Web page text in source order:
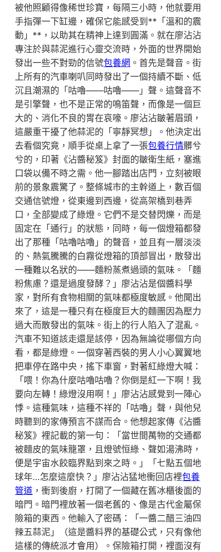
被他照顧得像稀世珍寶，每隔三小時，他就要用
手指彈一下缸邊，確保它能感受到**「溫和的震
動」**，以助其在精神上達到圓滿。就在廖沾沾
專注於與蒜泥進行心靈交流時，外面的世界開始
發出一些不對勁的信號包養網 。首先是聲音。街
上所有的汽車喇叭同時發出了一個持續不斷、低
沉且潮濕的「咕嚕——咕嚕——」聲。這聲音不
是引擎聲，也不是正常的鳴笛聲，而像是一個巨
大的、消化不良的胃在哀嚎。廖沾沾皺著眉頭，
這嚴重干擾了他蒜泥的「寧靜冥想」。他決定出
去看個究竟，順手從桌上拿了一張包養行情髒兮
兮的，印著《沾醬秘笈》封面的皺衛生紙，塞進
口袋以備不時之需。他一腳踏出店門，立刻被眼
前的景象震驚了。整條城市的主幹道上，數百個
交通信號燈，從東邊到西邊，從高架橋到巷弄
口，全部變成了綠燈。它們不是交替閃爍，而是
固定在「通行」的狀態，同時，每一個燈箱都發
出了那種「咕嚕咕嚕」的聲音，並且有一層淡淡
的、熱氣騰騰的白霧從燈箱的頂部冒出，散發出
一種難以名狀的——麵粉蒸煮過頭的氣味。「麵
粉焦慮？還是過度發酵？」廖沾沾是個醬料學
家，對所有食物相關的氣味都極度敏感。他聞出
來了，這是一種只有在極度巨大的麵團因為壓力
過大而散發出的氣味。街上的行人陷入了混亂。
汽車不知道該走還是該停，因為無論從哪個方向
看，都是綠燈。一個穿著西裝的男人小心翼翼地
把車停在路中央，搖下車窗，對著紅綠燈大喊：
「喂！你為什麼咕嚕咕嚕？你倒是紅一下啊！我
要向左轉！綠燈沒用啊！」廖沾沾感覺到一陣心
悸。這種氣味，這種不祥的「咕嚕」聲，與他兒
時聽到的家傳預言不謀而合。他想起家傳《沾醬
秘笈》裡記載的第一句：「當世間萬物的交通都
被麵皮的氣味籠罩，且燈號恒綠、聲如湯沸時，
便是宇宙水餃臨界點到來之時。」「七點五個地
球年…怎麼這麼快？」廖沾沾猛地衝回店裡包養
管道 ，衝到後廚，打開了一個藏在舊冰櫃後面的
暗門。暗門裡放著一個老舊的、像是古代金屬保
險箱的東西。他輸入了密碼：「一醬二醋三油四
辣五蒜泥」（這是醬料界的基礎公式，只有像他
這樣的傳統派才會用）。保險箱打開，裡面沒有